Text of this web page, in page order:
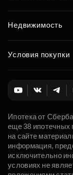
Недвижимость
Условия покупки
Ипотека от
еще 38 ипотечных
на сайте
информация,
исключительно
условиях не